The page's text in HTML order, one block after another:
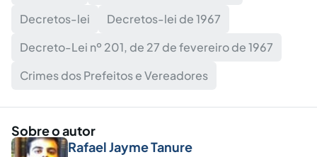
Decretos-lei
Decretos-lei de 1967
Decreto-Lei nº 201, de 27 de fevereiro de 1967
Crimes dos Prefeitos e Vereadores
Sobre o autor
Rafael Jayme Tanure